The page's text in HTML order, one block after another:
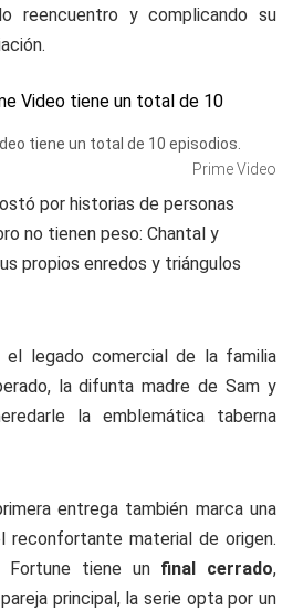
reencuentro y complicando su
tiene un total de 10 episodios.
Prime Video
por historias de personas
no tienen peso: Chantal y
propios enredos y triángulos
el legado comercial de la familia
la difunta madre de Sam y
la emblemática taberna
entrega también marca una
reconfortante material de origen.
Fortune tiene un final cerrado,
principal, la serie opta por un